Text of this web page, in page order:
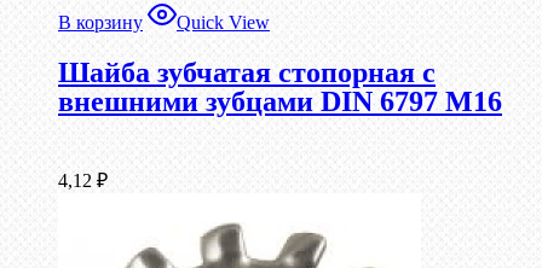
В корзину Quick View
Шайба зубчатая стопорная с
внешними зубцами DIN 6797 М16
4,12 ₽